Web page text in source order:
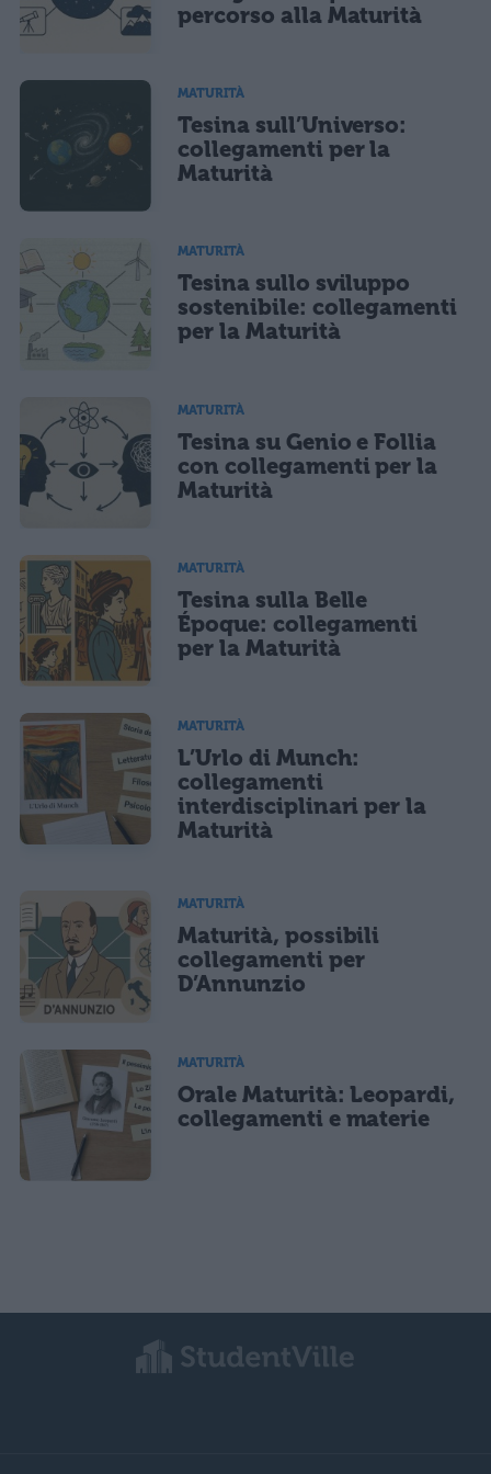
Acconsento all'uso dei miei dati da parte di terzi per finalità di
marketing diretto con modalità automatizzate o tradizionali
percorso alla Maturità
MATURITÀ
Tesina sull’Universo:
collegamenti per la
Maturità
MATURITÀ
Tesina sullo sviluppo
sostenibile: collegamenti
per la Maturità
MATURITÀ
Tesina su Genio e Follia
con collegamenti per la
Maturità
MATURITÀ
Tesina sulla Belle
Époque: collegamenti
per la Maturità
MATURITÀ
L’Urlo di Munch:
collegamenti
interdisciplinari per la
Maturità
MATURITÀ
Maturità, possibili
collegamenti per
D’Annunzio
MATURITÀ
Orale Maturità: Leopardi,
collegamenti e materie